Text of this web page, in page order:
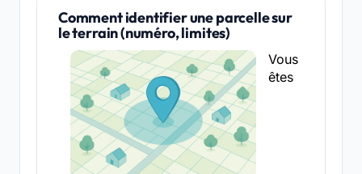
Comment identifier une parcelle sur
le terrain (numéro, limites)
Vous
êtes